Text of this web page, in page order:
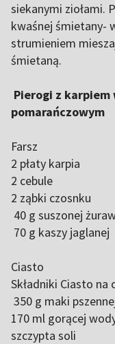
siekanymi ziołami.
kwaśnej śmietany-
strumieniem
śmietaną.
Pierogi z karpiem
pomarańczowym
Farsz
2 płaty karpia
2 cebule
2 ząbki czosnku
40 g suszonej
70 g kaszy jaglanej
Ciasto
Składniki Ciasto
350 g maki
170 ml gorącej
szczypta soli